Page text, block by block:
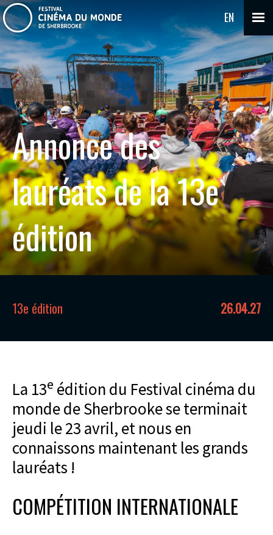
EN
Annonce des
lauréats de la 13e
édition
13e édition 26.04.27
La 13e édition du Festival cinéma du
monde de Sherbrooke se terminait
jeudi le 23 avril, et nous en
connaissons maintenant les grands
lauréats !
COMPÉTITION INTERNATIONALE